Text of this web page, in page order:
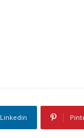
Linkedin